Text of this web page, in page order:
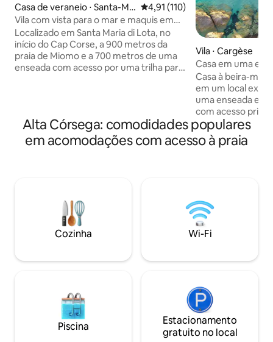
Casa de veraneio ⋅ Santa-Ma
ria-di-Lota
4,91 de uma avaliação média
4,91 (110)
Vila com vista para o mar e maquis em
Cap Corse
Localizado em Santa Maria di Lota, no
início do Cap Corse, a 900 metros da
praia de Miomo e a 700 metros de uma
enseada com acesso por uma trilha para
Size, um banheiro com chuveiro e uma
sala de estar/cozinha com sala de jantar.
Você poderá desfrutar de 2 terraços
Vila ⋅ Cargèse
Casa em uma enseada, em uma praia de
areia
Casa à beira-mar
em um local
uma enseada
com acesso
intocada de
famílias ou
Dependendo do
combater a erosão
minutos de
de Ajaccio. A 10
lojas.
Alta Córsega: comodidades populares
em acomodações com acesso à praia
Cozinha Wi-Fi
Piscina
Estacionamento
gratuito no local